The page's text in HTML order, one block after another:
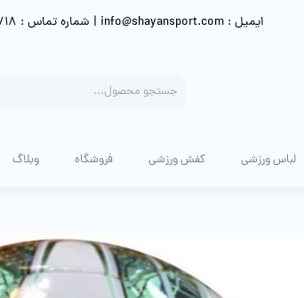
ایمیل : info@shayansport.com | شماره تماس : 09212710718
search
لباس ورزشی کفش ورزشی فروشگاه وبلاگ